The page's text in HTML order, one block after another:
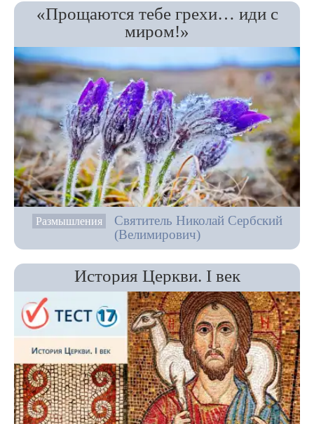
«Прощаются тебе грехи… иди с
миром!»
Размышления
Святитель Николай Сербский
(Велимирович)
История Церкви. I век